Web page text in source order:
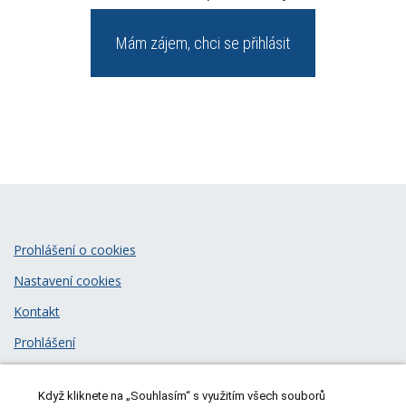
Mám zájem, chci se přihlásit
Prohlášení o cookies
Nastavení cookies
Kontakt
Prohlášení
Když kliknete na „Souhlasím“ s využitím všech souborů